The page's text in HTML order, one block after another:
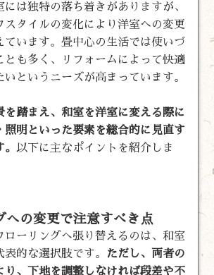
には独特の落ち着きがありますが、
スタイルの変化により洋室への変更
ています。畳中心の生活では使いづ
とも多く、リフォームによって快適
いというニーズが高まっています。
を踏まえ、和室を洋室に変える際に
照明といった要素を総合的に見直す
。以下に主なポイントを紹介しま
への変更で注意すべき点
ローリングへ張り替えるのは、和室
表的な選択肢です。 ただし、両者の
り、下地を調整しなければ段差や不